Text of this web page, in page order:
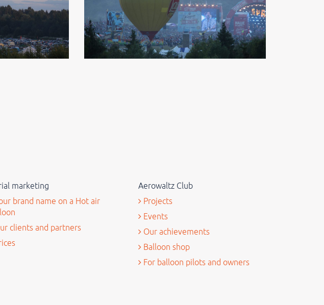
marketing
brand name on a Hot air
clients and partners
Aerowaltz Club
Projects
Events
Our achievements
Balloon shop
For balloon pilots and owners